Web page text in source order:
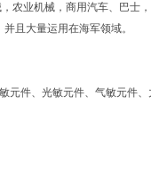
农业机械，商用汽车、巴士
且大量运用在海军领域。
元件、光敏元件、气敏元件